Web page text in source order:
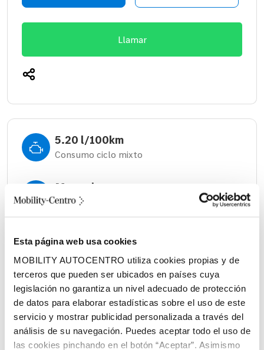
Esta página web usa cookies
MOBILITY AUTOCENTRO utiliza cookies propias y de
terceros que pueden ser ubicados en países cuya
legislación no garantiza un nivel adecuado de protección
de datos para elaborar estadísticas sobre el uso de este
servicio y mostrar publicidad personalizada a través del
análisis de su navegación. Puedes aceptar todo el uso de
las cookies pinchando en el botón “Aceptar”. Asimismo
Llamar
5.20 l/100km
Consumo ciclo mixto
Manual
Cambio
517 litros
Diésel
Combustible